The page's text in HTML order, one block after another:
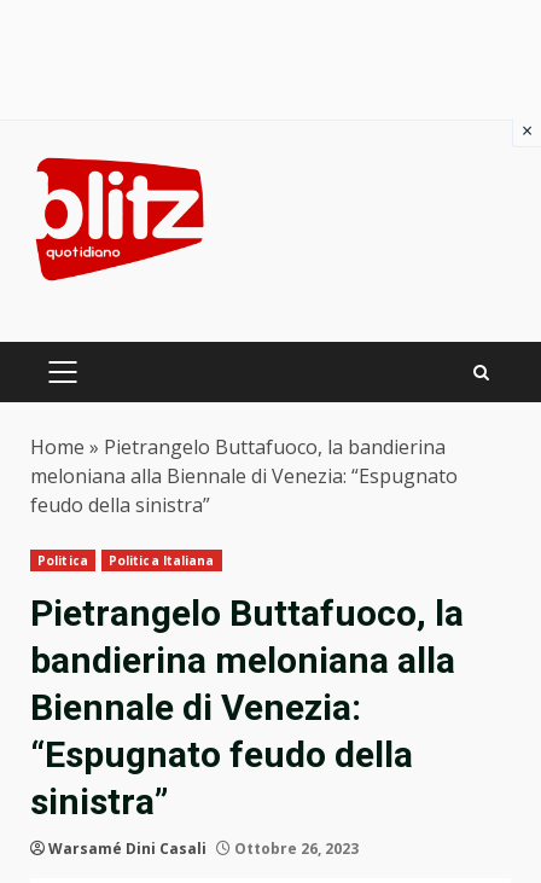
content
PRIMARY
Home » Pietrangelo Buttafuoco, la bandierina
meloniana alla Biennale di Venezia: “Espugnato
feudo della sinistra”
Politica Politica Italiana
Pietrangelo Buttafuoco, la
bandierina meloniana alla
Biennale di Venezia:
“Espugnato feudo della
sinistra”
Warsamé Dini Casali Ottobre 26, 2023
×